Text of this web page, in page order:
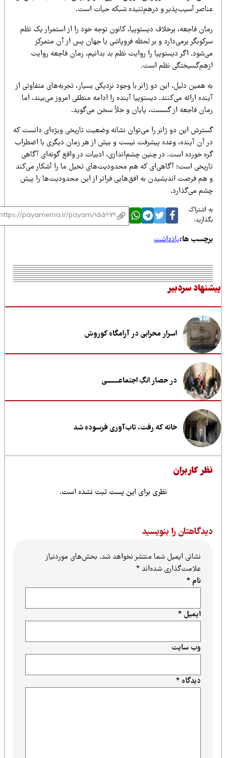
آسیب‌پذیر و درهم‌تنیده شبکه حیات است.
فاجعه، برخلاف دیستوپیا، کانون توجه خود را از استمرار یک نظم
برمی‌دارد و بر لحظه فروپاشی یا جهان پس از آن متمرکز
اگر دیستوپیا را روایت نظم بد بدانیم، رمان فاجعه روایت
نظم است.
همین دلیل، این دو ژانر با وجود نزدیکی بسیار، تجربه‌های متفاوتی از
ارائه می‌کنند. دیستوپیا آینده را ادامه منطقی امروز می‌بیند، اما
فاجعه از گسست، پایان و خلأ سخن می‌گوید.
این دو ژانر را می‌توان نشانه وضعیت تاریخی ویژه‌ای دانست که
آن آینده، وعده پیشرفت نیست و بیش از هر زمان دیگری با اضطراب
خورده است. در چنین چشم‌اندازی، ادبیات در واقع گونه‌ای آگاهی
است؛ آگاهی‌ای که هم محدودیت‌های تخیل ما را آشکار می‌کند
هم فرصت اندیشیدن به افق‌هایی فراتر از این محدودیت‌ها را پیش
می‌گذارد.
اشتراک
ها:یادداشت
سردبیر
اسرار محرابی در آرامگاه کوروش
در حصار انگِ اجتماعــــــــی
خانه که رفت، تاب‌آوری فرسوده شد
کاربران
نظری برای این پست ثبت نشده است.
را بنویسید
نشانی ایمیل شما منتشر نخواهد شد.بخش‌های موردنیاز
علامت‌گذاری شده‌اند*
دیدگاه*
ایمیل*
وب‌ سایت